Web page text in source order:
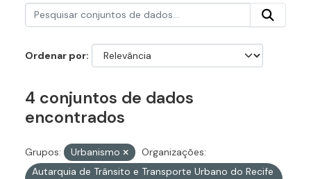
Ordenar por
4 conjuntos de dados
encontrados
Grupos: Urbanismo
Organizações:
Autarquia de Trânsito e Transporte Urbano do Recife